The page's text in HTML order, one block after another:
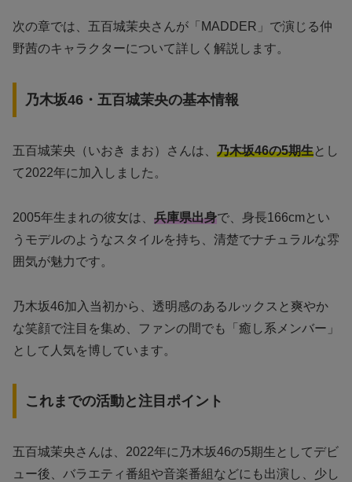
次の章では、五百城茉央さんが「MADDER」で演じる仲
野茜のキャラクターについて詳しく解説します。
乃木坂46・五百城茉央の基本情報
五百城茉央（いおき まお）さんは、 乃木坂46の5期生とし
て2022年に加入しました。
2005年生まれの彼女は、 兵庫県出身で、身長166cmとい
うモデルのようなスタイルを持ち、清楚でナチュラルな雰
囲気が魅力です。
乃木坂46加入当初から、透明感のあるルックスと爽やか
な笑顔で注目を集め、ファンの間でも「癒し系メンバー」
として人気を博しています。
これまでの活動と注目ポイント
五百城茉央さんは、2022年に乃木坂46の5期生としてデビ
ュー後、バラエティ番組や音楽番組などにも出演し、少し